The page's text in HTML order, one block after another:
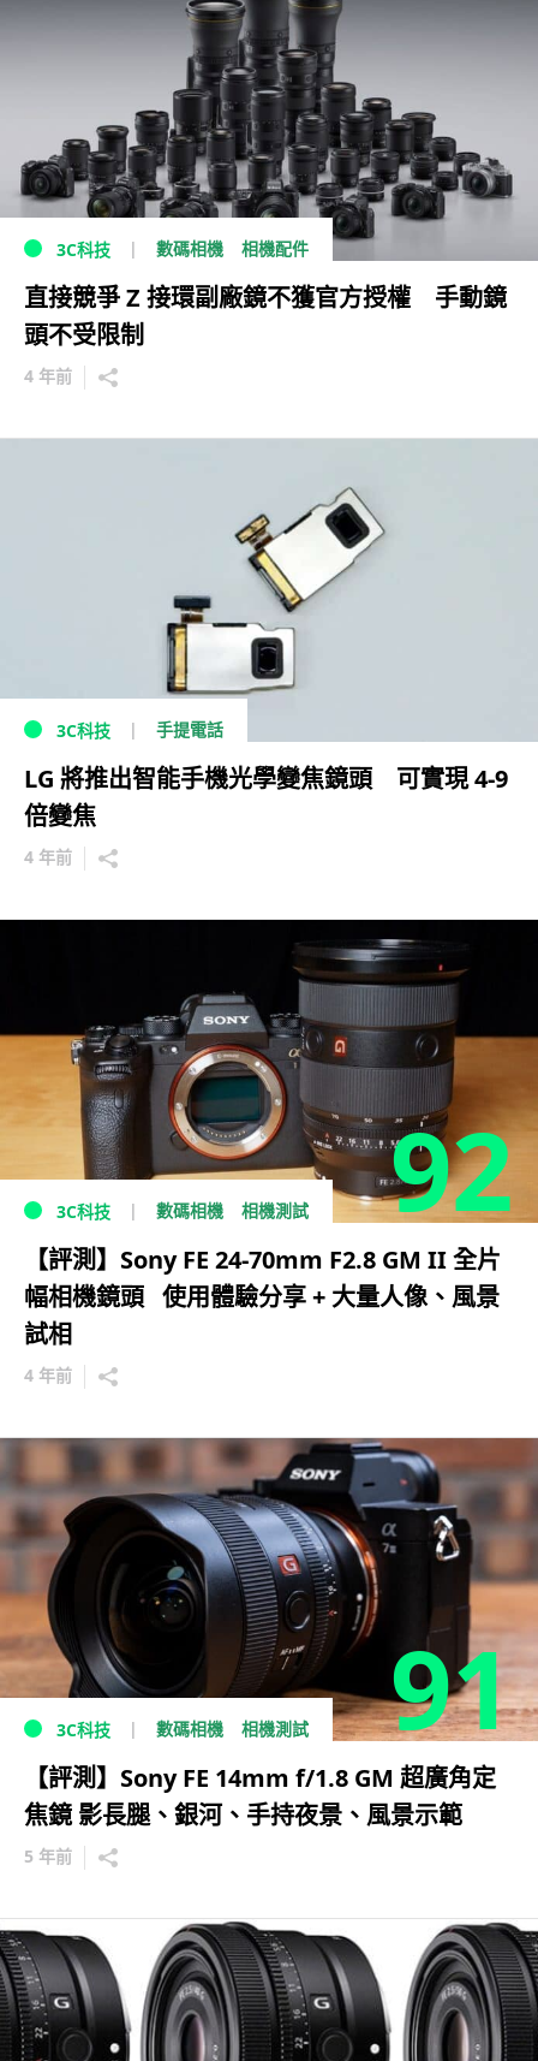
3C科技 數碼相機 相機配件
直接競爭 Z 接環副廠鏡不獲官方授權 手動鏡
頭不受限制
4 年前
3C科技 手提電話
LG 將推出智能手機光學變焦鏡頭 可實現 4-9
倍變焦
4 年前
92
3C科技 數碼相機 相機測試
【評測】Sony FE 24-70mm F2.8 GM II 全片
幅相機鏡頭 使用體驗分享 + 大量人像、風景
試相
4 年前
91
3C科技 數碼相機 相機測試
【評測】Sony FE 14mm f/1.8 GM 超廣角定
焦鏡 影長腿、銀河、手持夜景、風景示範
5 年前